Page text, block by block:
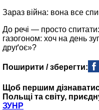
Зараз війна: вона все
До речі — просто
газогоном: хоч на день
друґоє»?
Поширити / зберегти:
Щоб першим
Польщі та світу,
ЗУНР